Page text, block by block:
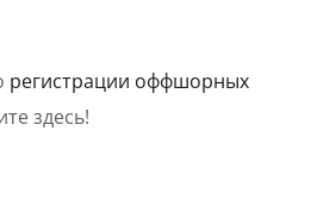
регистрации оффшорных
здесь!